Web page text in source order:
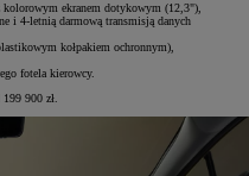
ekranem dotykowym (12,3"),
i 4-letnią darmową transmisją danych
kołpakiem ochronnym),
fotela kierowcy.
900 zł.